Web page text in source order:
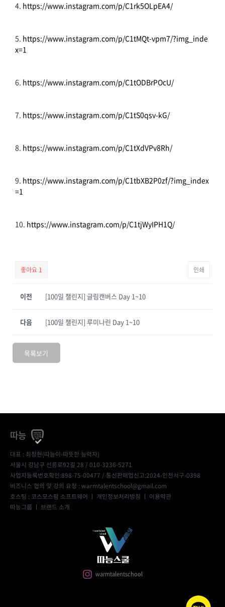
4. https://www.instagram.com/p/C1rk5OLpEA4/
5. https://www.instagram.com/p/C1tMQt-vpm7/?img_inde
x=1
6. https://www.instagram.com/p/C1tODBrPOcU/
7. https://www.instagram.com/p/C1tS0qsv-kG/
8. https://www.instagram.com/p/C1tXdVPv8Rh/
9. https://www.instagram.com/p/C1tbXB2P0zf/?img_index
=1
10. https://www.instagram.com/p/C1tjWyIPH1Q/
좋아요 1 인쇄
이전 [100일 챌린지] 글림캔버스 Day 1~10
[100일 챌린지] 루미나린 Day 1~10
다음
목록보기
따능
대표 : 최창현(따능이-따뜻한 능력자)
서울시 강남구 선릉로92길 28 / 010-3236-5271
사업자등록번호확인:898-75-00477 / 통신판매업신고:2024-인천서구-0398
비즈니스 협의 및 강의 요청 : warmtalentschool@gmail.com
호스팅 : 코스모스팜 소프트웨어 ㅣ 개인정보처리방침 ㅣ 이용약관
따능그룹 ㅣ 브랜드 소개
warmtalentschool